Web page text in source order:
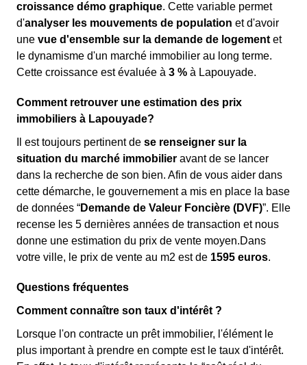
croissance démo graphique. Cette variable permet
d'analyser les mouvements de population et d'avoir
une vue d'ensemble sur la demande de logement et
le dynamisme d'un marché immobilier au long terme.
Cette croissance est évaluée à 3 % à Lapouyade.
Comment retrouver une estimation des prix
immobiliers à Lapouyade?
Il est toujours pertinent de se renseigner sur la
situation du marché immobilier avant de se lancer
dans la recherche de son bien. Afin de vous aider dans
cette démarche, le gouvernement a mis en place la base
de données “Demande de Valeur Foncière (DVF)”. Elle
recense les 5 dernières années de transaction et nous
donne une estimation du prix de vente moyen.Dans
votre ville, le prix de vente au m2 est de 1595 euros.
Questions fréquentes
Comment connaître son taux d'intérêt ?
Lorsque l'on contracte un prêt immobilier, l'élément le
plus important à prendre en compte est le taux d'intérêt.